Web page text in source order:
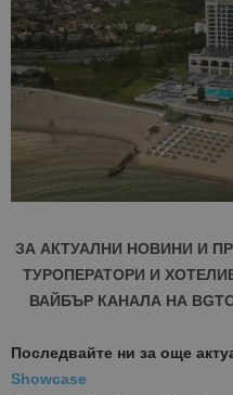
ЗА АКТУАЛНИ НОВИНИ И
ТУРОПЕРАТОРИ И
ВАЙБЪР КАНАЛА НА
Последвайте ни за още
Showcase